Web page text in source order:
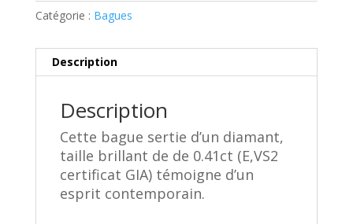
Catégorie : Bagues
Description
Description
Cette bague sertie d’un diamant,
taille brillant de de 0.41ct (E,VS2
certificat GIA) témoigne d’un
esprit contemporain.